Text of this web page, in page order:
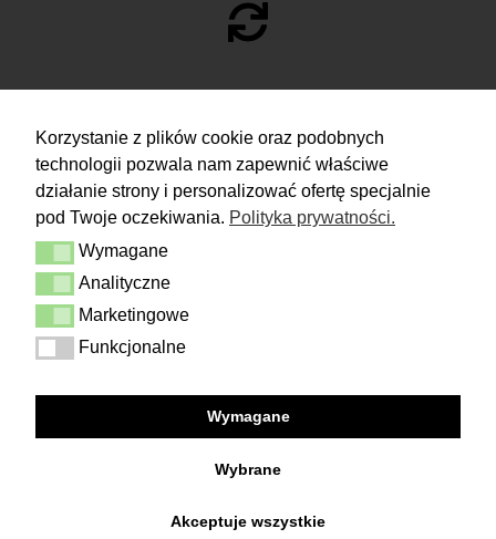
Korzystanie z plików cookie oraz podobnych
technologii pozwala nam zapewnić właściwe
działanie strony i personalizować ofertę specjalnie
pod Twoje oczekiwania. Polityka prywatności.
Wymagane
Wymagane
Analityczne
Analityczne
Marketingowe
Marketingowe
Funkcjonalne
Funkcjonalne
Wymagane
Wybrane
Akceptuje wszystkie
You have 14 days to make a decision
and calmly consider the purchase.
More
Delivery & Returns
Contact
Terms and conditions
Privacy Policy